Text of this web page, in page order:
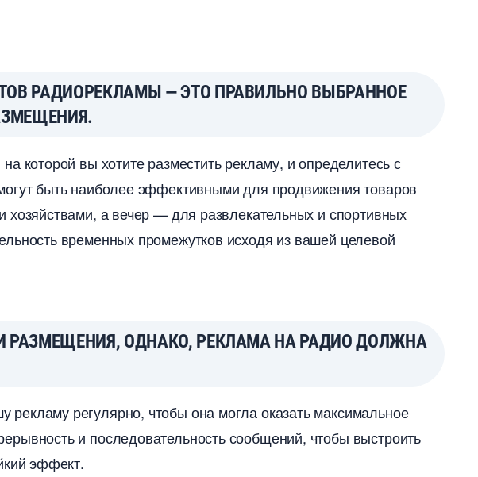
РАДИОРЕКЛАМЫ — ЭТО ПРАВИЛЬНО ВЫБРАННОЕ
которой вы хотите разместить рекламу, и определитесь с
быть наиболее эффективными для продвижения товаро
а вечер — для развлекательных и спортивных
временных промежутков исходя из вашей целевой
РАЗМЕЩЕНИЯ, ОДНАКО, РЕКЛАМА НА РАДИО ДОЛЖНА
регулярно, чтобы она могла оказать максимальное
и последовательность сообщений, чтобы выстроить
эффект.